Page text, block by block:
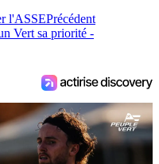
l'ASSEPrécédent
Vert sa priorité -